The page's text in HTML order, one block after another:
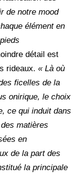
de notre mood
élément en
détail est
rideaux. « Là où
ficelles de la
onirique, le choix
ce qui induit dans
matières
en
de la part des
la principale